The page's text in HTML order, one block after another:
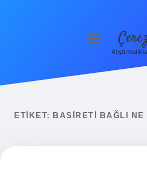
Yasal Uyarı
menüyü
ETIKET: BASIRETI BAĞLI NE